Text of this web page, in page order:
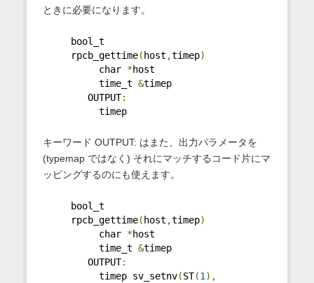
ときに必要になります。
bool_t
rpcb_gettime( host ,timep)
char *host
time_t &timep
OUTPUT:
timep
キーワード OUTPUT: はまた、出力パラメータを
(typemap ではなく) それにマッチするコード片にマ
ッピングするのにも使えます。
bool_t
rpcb_gettime( host ,timep)
char *host
time_t &timep
OUTPUT:
timep sv_setnv(ST(1 ),